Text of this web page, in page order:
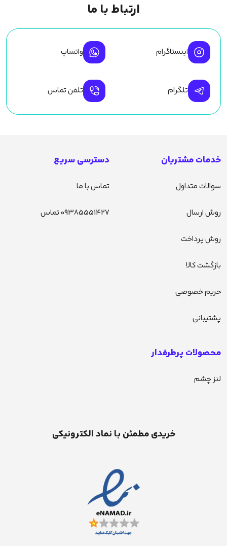
ارتباط با ما
اینستاگرام واتساپ
تلگرام تلفن تماس
خدمات مشتریان
سوالات متداول
روش ارسال
روش پرداخت
بازگشت کالا
حریم خصوصی
پشتیبانی
دسترسی سریع
تماس با ما
09385551427 تماس
محصولات پرطرفدار
لنز چشم
خریدی مطمئن با نماد الکترونیکی